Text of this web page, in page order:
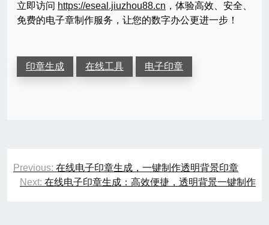
立即访问 https://eseal.jiuzhou88.cn ，体验高效、安全、
免费的电子章制作服务，让您的数字办公更进一步！
印章生成 在线工具 电子印章
文
章
Previous: 在线电子印章生成，一键制作透明背景印章
Next: 在线电子印章生成：高效便捷，透明背景一键制作